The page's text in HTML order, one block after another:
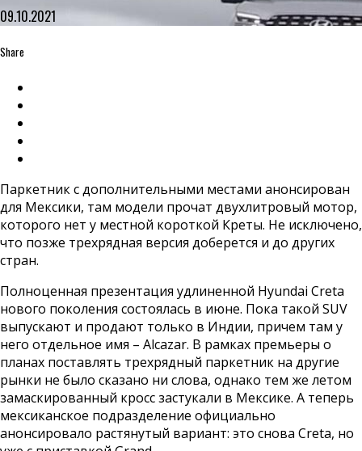
09.10.2021
Share
Паркетник с дополнительными местами анонсирован
для Мексики, там модели прочат двухлитровый мотор,
которого нет у местной короткой Креты. Не исключено,
что позже трехрядная версия доберется и до других
стран.
Полноценная презентация удлиненной Hyundai Creta
нового поколения состоялась в июне. Пока такой SUV
выпускают и продают только в Индии, причем там у
него отдельное имя – Alcazar. В рамках премьеры о
планах поставлять трехрядный паркетник на другие
рынки не было сказано ни слова, однако тем же летом
замаскированный кросс застукали в Мексике. А теперь
мексиканское подразделение официально
анонсировало растянутый вариант: это снова Creta, но